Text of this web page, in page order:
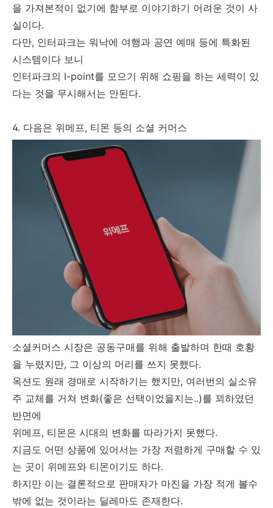
을 가져본적이 없기에 함부로 이야기하기 어려운 것이 사
실이다.
다만, 인터파크는 워낙에 여행과 공연 예매 등에 특화된
시스템이다 보니
인터파크의 I-point를 모으기 위해 쇼핑을 하는 세력이 있
다는 것을 무시해서는 안된다.
4. 다음은 위메프, 티몬 등의 소셜 커머스
소셜커머스 시장은 공동구매를 위해 출발하며 한때 호황
을 누렸지만, 그 이상의 머리를 쓰지 못했다.
옥션도 원래 경매로 시작하기는 했지만, 여러번의 실소유
주 교체를 거쳐 변화(좋은 선택이었을지는..)를 꾀하였던
반면에
위메프, 티몬은 시대의 변화를 따라가지 못했다.
지금도 어떤 상품에 있어서는 가장 저렴하게 구매할 수 있
는 곳이 위메프와 티몬이기도 하다.
하지만 이는 결론적으로 판매자가 마진을 가장 적게 볼수
밖에 없는 것이라는 딜레마도 존재한다.